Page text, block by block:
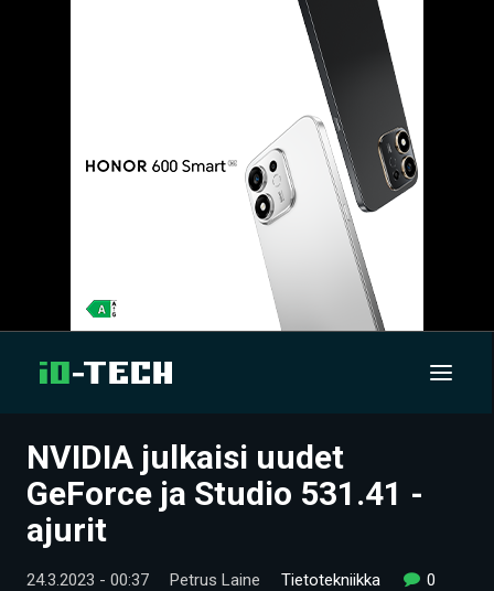
UUTISET
ARTIKKELIT
VIDEOT
NVIDIA julkaisi uudet
GeForce ja Studio 531.41 -
ajurit
24.3.2023 - 00:37 Petrus Laine Tietotekniikka 0